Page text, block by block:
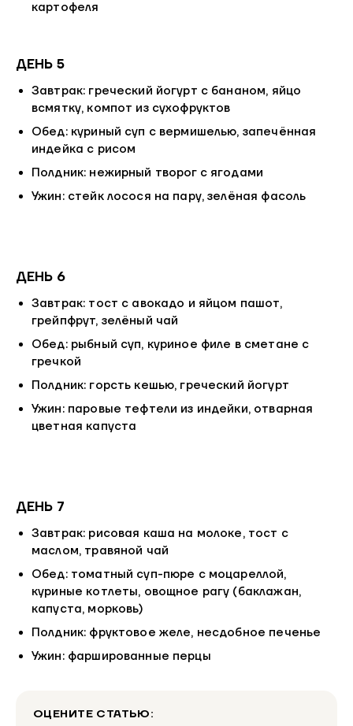
картофеля
ДЕНЬ 5
Завтрак: греческий йогурт с бананом, яйцо
всмятку, компот из сухофруктов
Обед: куриный суп с вермишелью, запечённая
индейка с рисом
Полдник: нежирный творог с ягодами
Ужин: стейк лосося на пару, зелёная фасоль
ДЕНЬ 6
Завтрак: тост с авокадо и яйцом пашот,
грейпфрут, зелёный чай
Обед: рыбный суп, куриное филе в сметане с
гречкой
Полдник: горсть кешью, греческий йогурт
Ужин: паровые тефтели из индейки, отварная
цветная капуста
ДЕНЬ 7
Завтрак: рисовая каша на молоке, тост с
маслом, травяной чай
Обед: томатный суп-пюре с моцареллой,
куриные котлеты, овощное рагу (баклажан,
капуста, морковь)
Полдник: фруктовое желе, несдобное печенье
Ужин: фаршированные перцы
ОЦЕНИТЕ СТАТЬЮ: